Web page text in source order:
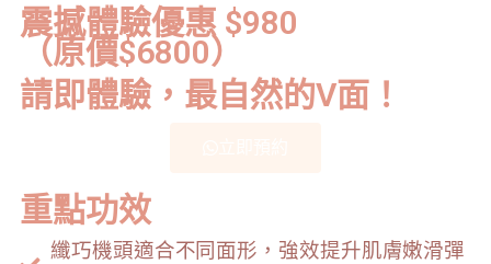
震撼體驗優惠 $980
（原價$6800）
請即體驗，最自然的V面！
重點功效
纖巧機頭適合不同面形，強效提升肌膚嫩滑彈